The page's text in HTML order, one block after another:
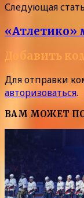
Следующая
«Атлетико»
Добавить
Для отправки
авторизоваться.
ВАМ МОЖЕТ